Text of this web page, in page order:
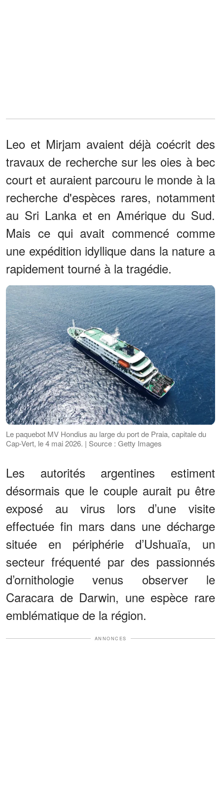
Leo et Mirjam avaient déjà coécrit des
travaux de recherche sur les oies à bec
court et auraient parcouru le monde à la
recherche d'espèces rares, notamment
au Sri Lanka et en Amérique du Sud.
Mais ce qui avait commencé comme
une expédition idyllique dans la nature a
rapidement tourné à la tragédie.
Le paquebot MV Hondius au large du port de Praia, capitale du
Cap-Vert, le 4 mai 2026. | Source : Getty Images
Les autorités argentines estiment
désormais que le couple aurait pu être
exposé au virus lors d’une visite
effectuée fin mars dans une décharge
située en périphérie d’Ushuaïa, un
secteur fréquenté par des passionnés
d’ornithologie venus observer le
Caracara de Darwin, une espèce rare
emblématique de la région.
ANNONCES